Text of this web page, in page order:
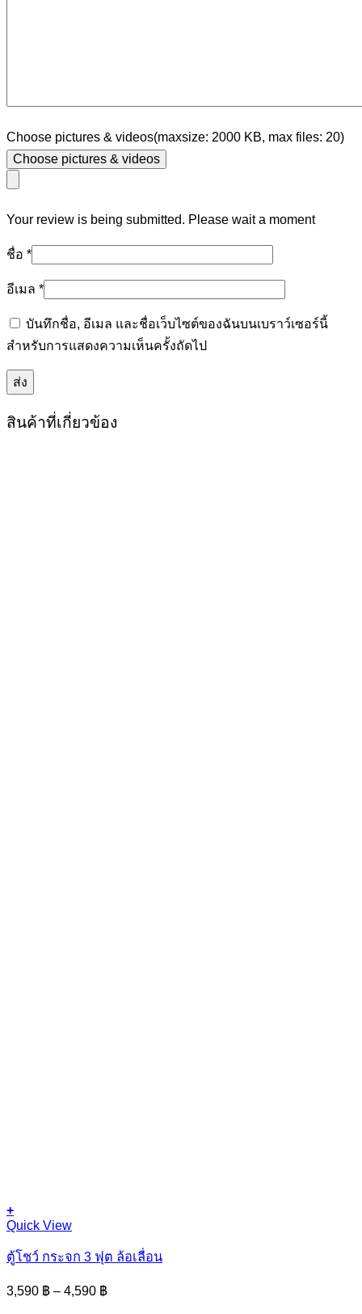
Choose pictures & videos(maxsize: 2000 KB, max files: 20)
Choose pictures & videos
Your review is being submitted. Please wait a moment
ชื่อ *
อีเมล *
บันทึกชื่อ, อีเมล และชื่อเว็บไซต์ของฉันบนเบราว์เซอร์นี้
สำหรับการแสดงความเห็นครั้งถัดไป
สินค้าที่เกี่ยวข้อง
+
This
has
multiple
variants.
The
Quick View
ตู้โชว์ กระจก 3 ฟุต ล้อเลื่อน
3,590 ฿ – 4,590 ฿